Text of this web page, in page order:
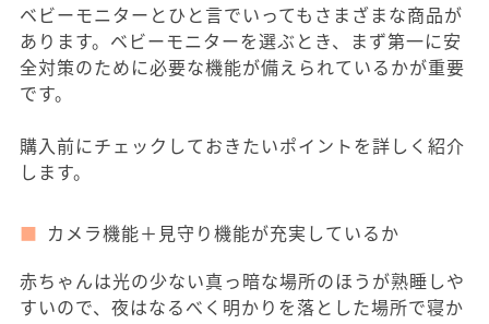
ベビーモニターとひと言でいってもさまざまな商品が
あります。ベビーモニターを選ぶとき、まず第一に安
全対策のために必要な機能が備えられているかが重要
です。
購入前にチェックしておきたいポイントを詳しく紹介
します。
カメラ機能＋見守り機能が充実しているか
赤ちゃんは光の少ない真っ暗な場所のほうが熟睡しや
すいので、夜はなるべく明かりを落とした場所で寝か